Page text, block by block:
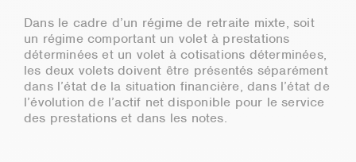
Dans le cadre d’un régime de retraite mixte, soit
un régime comportant un volet à prestations
déterminées et un volet à cotisations déterminées,
les deux volets doivent être présentés séparément
dans l’état de la situation financière, dans l’état de
l’évolution de l’actif net disponible pour le service
des prestations et dans les notes.